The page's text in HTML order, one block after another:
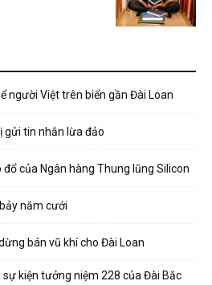
người Việt trên biển gần Đài Loan
gửi tin nhắn lừa đảo
của Ngân hàng Thung lũng Silicon
năm cưới
bán vũ khí cho Đài Loan
sự kiện tưởng niệm 228 của Đài Bắc